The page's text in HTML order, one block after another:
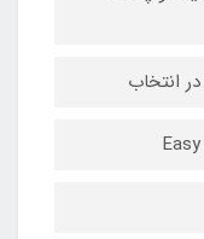
انتخاب